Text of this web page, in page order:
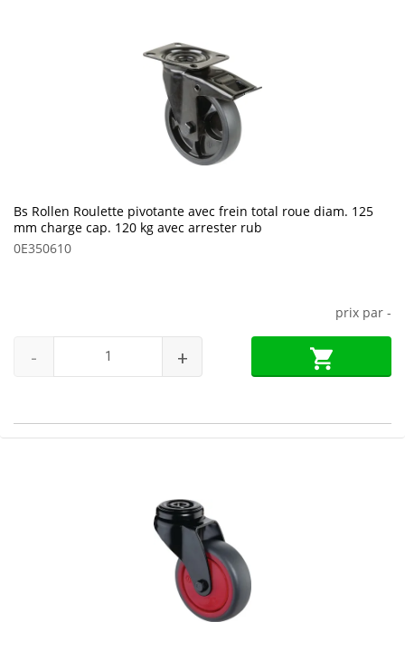
Bs Rollen Roulette pivotante avec frein total roue diam. 125
mm charge cap. 120 kg avec arrester rub
0E350610
prix par -
- +